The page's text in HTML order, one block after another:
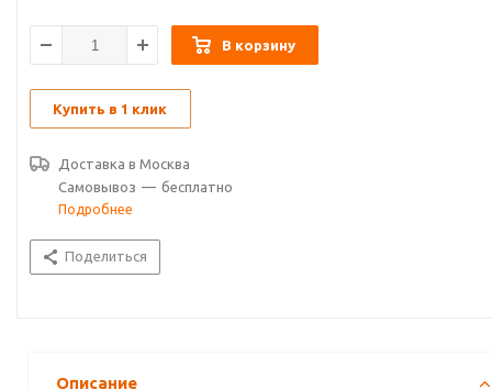
В корзину
Купить в 1 клик
Доставка в Москва
Самовывоз — бесплатно
Подробнее
Поделиться
Описание